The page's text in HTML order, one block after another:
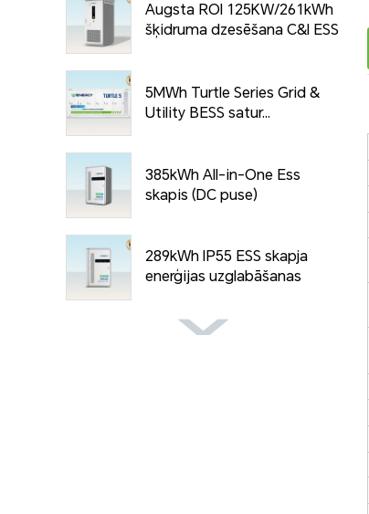
Augsta ROI 125KW/261kWh
šķidruma dzesēšana C&I ESS
5MWh Turtle Series Grid &
Utility BESS satur...
385kWh All-in-One Ess
skapis (DC puse)
289kWh IP55 ESS skapja
enerģijas uzglabāšanas